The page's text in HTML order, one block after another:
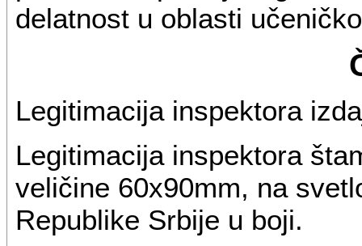
delatnost u oblasti
Legitimacija inspektora
Legitimacija inspektora
veličine 60x90mm, na
Republike Srbije u boji.